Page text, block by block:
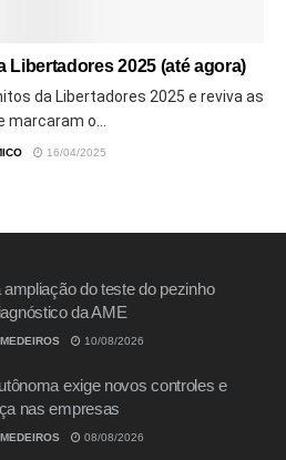
Libertadores 2025 (até agora)
da Libertadores 2025 e reviva as
marcaram o...
16/04/2025
do teste do pezinho
da AME
10/08/2026
exige novos controles e
nas empresas
08/08/2026